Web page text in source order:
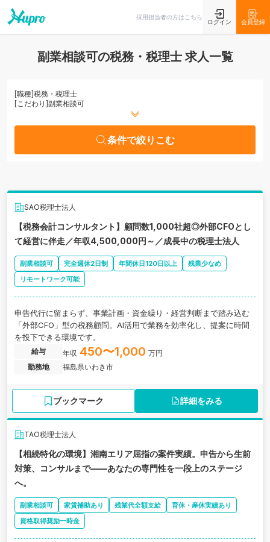
採用担当者の方はこちら
ログイン 会員登録
副業相談可の税務・税理士 求人一覧
[職種]税務・税理士
[こだわり]副業相談可
条件で絞りこむ
SAO税理士法人
【税務会計コンサルタント】顧問数1,000社超◎外部CFOとし
て経営に伴走／年収4,500,000円～／成長中の税理士法人
副業相談可 完全週休2日制 年間休日120日以上
残業少なめ
リモートワーク可能
申告代行に留まらず、事業計画・資金繰り・経営判断まで踏み込む
「外部CFO」型の税務顧問。AI活用で業務を効率化し、提案に時間
を投下できる環境です。
給与 年収 450〜1,000 万円
勤務地
福島県いわき市
ブックマーク 詳細をみる
TAO税理士法人
【相続特化の環境】湘南エリア屈指の案件実績。申告から生前
対策、コンサルまで——あなたの専門性を一段上のステージ
へ。
副業相談可 家賃補助あり 残業代全額支給
育休・産休実績あり
資格取得奨励一時金